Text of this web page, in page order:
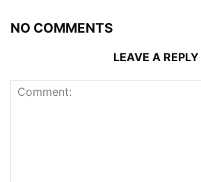
NO COMMENTS
LEAVE A REPLY